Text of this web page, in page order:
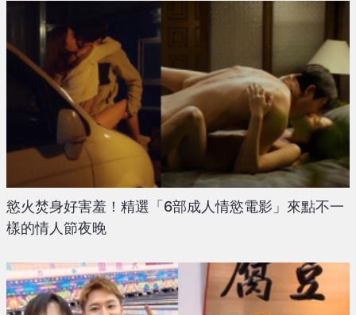
慾火焚身好害羞！精選「6部成人情慾電影」來點不一
樣的情人節夜晚